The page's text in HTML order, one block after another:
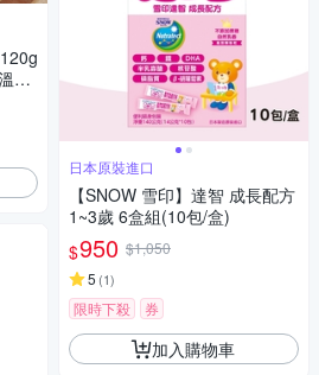
粥/
日本原裝進口
【SNOW 雪印】達智 成長配方
1~3歲 6盒組(10包/盒)
$950 $1,050
5 (1)
限時下殺 券
加入購物車